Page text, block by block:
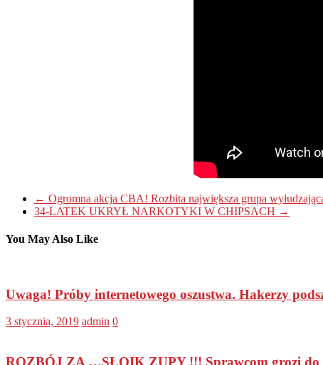
← Ogromna akcja CBA! Rozbita największa grupa
34-LATEK UKRYŁ NARKOTYKI W CHIPSACH →
You May Also Like
Uwaga! Próby internetowego oszustwa. Hakerzy
3 stycznia, 2019 admin 0
ROZBÓJ ZA …SŁOIK ZUPY !!! Sprawcom grozi do